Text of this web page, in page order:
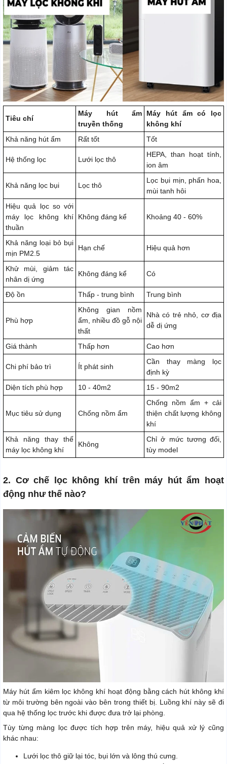
Tiêu chí
Máy hút ẩm
truyền thống
Máy hút ẩm có lọc
không khí
Khả năng hút ẩm
Rất tốt Tốt
Hệ thống lọc Lưới lọc thô
HEPA, than hoạt tính,
ion âm
Khả năng lọc bụi Lọc thô
Lọc bụi mịn, phấn hoa,
mùi tanh hôi
Hiệu quả lọc so với
máy lọc không khí
thuần
Không đáng kể Khoảng 40 - 60%
Khả năng loại bỏ bụi
mịn PM2.5
Hạn chế Hiệu quả hơn
Khử mùi, giảm tác
nhân dị ứng
Không đáng kể Có
Độ ồn Thấp - trung bình Trung bình
Phù hợp
Không gian nồm
ẩm, nhiều đồ gỗ nội
thất
Nhà có trẻ nhỏ, cơ địa
dễ dị ứng
Giá thành Thấp hơn Cao hơn
Chi phí bảo trì Ít phát sinh
Cần thay màng lọc
định kỳ
Diện tích phù hợp
10 - 40m2 15 - 90m2
Mục tiêu sử dụng Chống nồm ẩm
Chống nồm ẩm + cải
thiện chất lượng không
khí
Khả năng thay thế
máy lọc không khí
Không
Chỉ ở mức tương đối,
tùy model
2. Cơ chế lọc không khí trên máy hút ẩm hoạt
động như thế nào?
Máy hút ẩm kiêm lọc không khí hoạt động bằng cách hút không khí
từ môi trường bên ngoài vào bên trong thiết bị. Luồng khí này sẽ đi
qua hệ thống lọc trước khi được đưa trở lại phòng.
Tùy từng màng lọc được tích hợp trên máy, hiệu quả xử lý cũng
khác nhau:
Lưới lọc thô giữ lại tóc, bụi lớn và lông thú cưng.